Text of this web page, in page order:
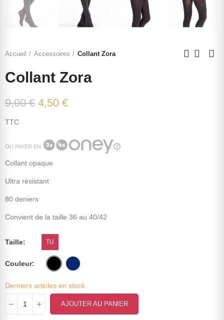
Accueil Accessoires Collant Zora
Collant Zora
9,00 € 4,50 €
TTC
OU PAYER EN
Collant opaque
Ultra résistant
80 deniers
Convient de la taille 36 au 40/42
Taille TU
Couleur
Derniers articles en stock
AJOUTER AU PANIER